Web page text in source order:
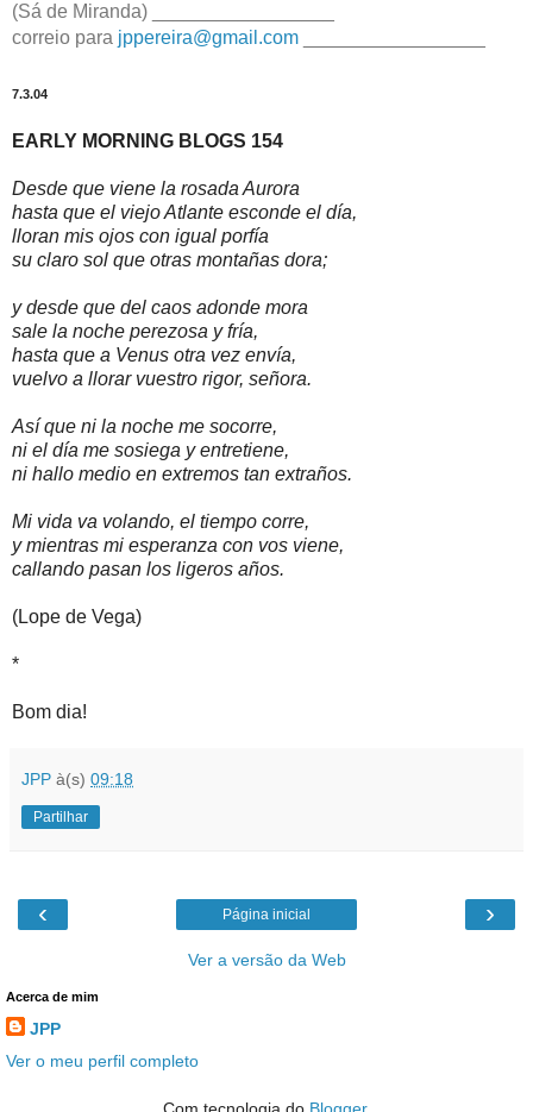
(Sá de Miranda) _________________
correio para jppereira@gmail.com
7.3.04
EARLY MORNING BLOGS 154
Desde que viene la rosada Aurora
hasta que el viejo Atlante esconde el día,
lloran mis ojos con igual porfía
su claro sol que otras montañas dora;
y desde que del caos adonde mora
sale la noche perezosa y fría,
hasta que a Venus otra vez envía,
vuelvo a llorar vuestro rigor, señora.
Así que ni la noche me socorre,
ni el día me sosiega y entretiene,
ni hallo medio en extremos tan extraños.
Mi vida va volando, el tiempo corre,
y mientras mi esperanza con vos viene,
callando pasan los ligeros años.
(Lope de Vega)
*
Bom dia!
JPP à(s) 09:18
Partilhar
‹ ›
Página inicial
Ver a versão da Web
Acerca de mim
JPP
Ver o meu perfil completo